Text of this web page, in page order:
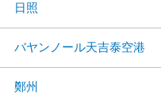
日照
バヤンノール天吉泰空港
鄭州